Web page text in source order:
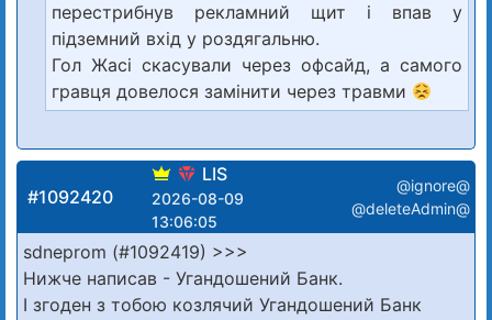
перестрибнув рекламний щит і впав у
підземний вхід у роздягальню.
Гол Жасі скасували через офсайд, а самого
гравця довелося замінити через травми
#1092420
LIS
2026-08-09
13:06:05
@ignore@
@deleteAdmin@
sdneprom (#1092419) >>>
Нижче написав - Угандошений Банк.
І згоден з тобою козлячий Угандошений Банк